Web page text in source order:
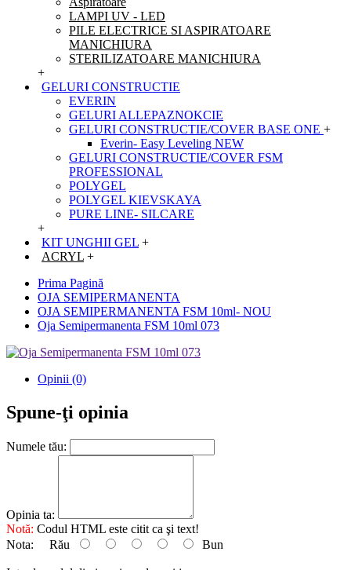
LAMPI UV - LED
PILE ELECTRICE SI ASPIRATOARE
MANICHIURA
STERILIZATOARE MANICHIURA
+
GELURI CONSTRUCTIE
EVERIN
GELURI ALLEPAZNOKCIE
GELURI CONSTRUCTIE/COVER BASE ONE +
Everin- Easy Leveling NEW
GELURI CONSTRUCTIE/COVER FSM
PROFESSIONAL
POLYGEL
POLYGEL KIEVSKAYA
PURE LINE- SILCARE
+
KIT UNGHII GEL +
ACRYL +
Prima Pagină
OJA SEMIPERMANENTA
OJA SEMIPERMANENTA FSM 10ml- NOU
Oja Semipermanenta FSM 10ml 073
Opinii (0)
Spune-ţi opinia
Numele tău:
Opinia ta:
Notă: Codul HTML este citit ca şi text!
Nota: Rău Bun